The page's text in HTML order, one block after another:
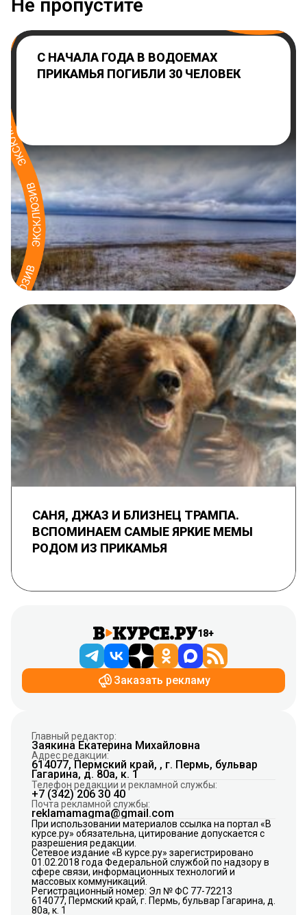
Не пропустите
С НАЧАЛА ГОДА В ВОДОЕМАХ
ПРИКАМЬЯ ПОГИБЛИ 30 ЧЕЛОВЕК
САНЯ, ДЖАЗ И БЛИЗНЕЦ ТРАМПА.
ВСПОМИНАЕМ САМЫЕ ЯРКИЕ МЕМЫ
РОДОМ ИЗ ПРИКАМЬЯ
18+
Заказать рекламу
Главный редактор:
Заякина Екатерина Михайловна
Адрес редакции:
614077, Пермский край, , г. Пермь, бульвар
Гагарина, д. 80а, к. 1
Телефон редакции и рекламной службы:
+7 (342) 206 30 40
Почта рекламной службы:
reklamamagma@gmail.com
При использовании материалов ссылка на портал «В
курсе.ру» обязательна, цитирование допускается с
разрешения редакции.
Сетевое издание «В курсе.ру» зарегистрировано
01.02.2018 года Федеральной службой по надзору в
сфере связи, информационных технологий и
массовых коммуникаций.
Регистрационный номер: Эл № ФС 77-72213
614077, Пермский край, г. Пермь, бульвар Гагарина, д.
80а, к. 1